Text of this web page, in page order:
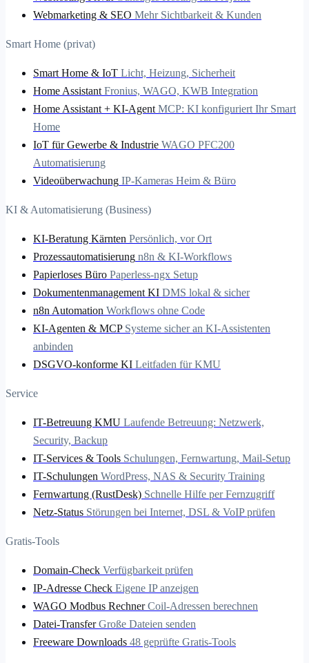
Webmarketing & SEO Mehr Sichtbarkeit & Kunden
Smart Home (privat)
Smart Home & IoT Licht, Heizung, Sicherheit
Home Assistant Fronius, WAGO, KWB Integration
Home Assistant + KI-Agent MCP: KI konfiguriert Ihr Smart
Home
IoT für Gewerbe & Industrie WAGO PFC200
Automatisierung
Videoüberwachung IP-Kameras Heim & Büro
KI & Automatisierung (Business)
KI-Beratung Kärnten Persönlich, vor Ort
Prozessautomatisierung n8n & KI-Workflows
Papierloses Büro Paperless-ngx Setup
Dokumentenmanagement KI DMS lokal & sicher
n8n Automation Workflows ohne Code
KI-Agenten & MCP Systeme sicher an KI-Assistenten
anbinden
DSGVO-konforme KI Leitfaden für KMU
Service
IT-Betreuung KMU Laufende Betreuung: Netzwerk,
Security, Backup
IT-Services & Tools Schulungen, Fernwartung, Mail-Setup
IT-Schulungen WordPress, NAS & Security Training
Fernwartung (RustDesk) Schnelle Hilfe per Fernzugriff
Netz-Status Störungen bei Internet, DSL & VoIP prüfen
Gratis-Tools
Domain-Check Verfügbarkeit prüfen
IP-Adresse Check Eigene IP anzeigen
WAGO Modbus Rechner Coil-Adressen berechnen
Datei-Transfer Große Dateien senden
Freeware Downloads 48 geprüfte Gratis-Tools